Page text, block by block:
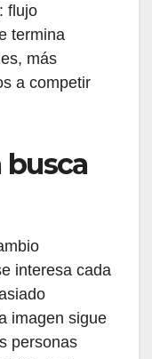
flujo
termina
más
a competir
busca
interesa cada
imagen sigue
personas